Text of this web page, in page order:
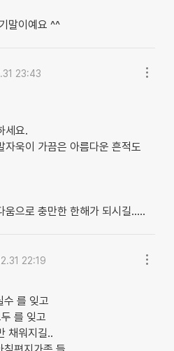
말이예요 ^^
23:43
세요.
자욱이 가끔은 아름다운 흔적도
움으로 충만한 한해가 되시길.....
22:19
수 를 잊고
를 잊고
채워지길..